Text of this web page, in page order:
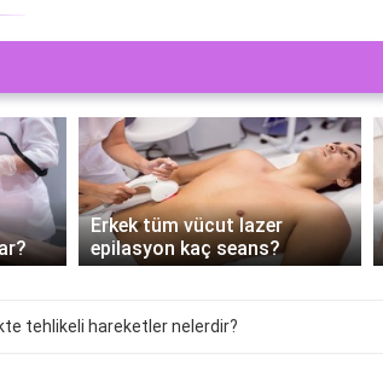
Erkek tüm vücut lazer
epilasyon kaç seansta biter?
tehlikeli hareketler nelerdir?